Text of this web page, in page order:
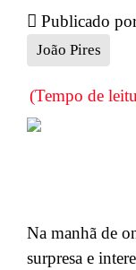
Publicado
João Pires
(Tempo de
Na manhã de
surpresa e